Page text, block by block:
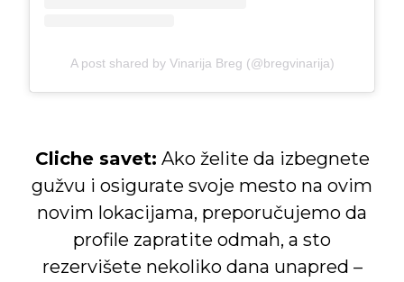
A post shared by Vinarija Breg (@bregvinarija)
Cliche savet: Ako želite da izbegnete
gužvu i osigurate svoje mesto na ovim
novim lokacijama, preporučujemo da
profile zapratite odmah, a sto
rezervišete nekoliko dana unapred –